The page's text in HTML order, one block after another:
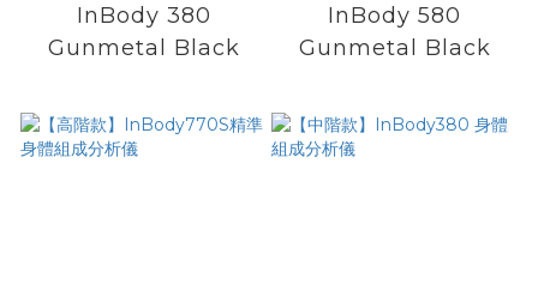
InBody 380
Gunmetal Black
InBody 580
Gunmetal Black